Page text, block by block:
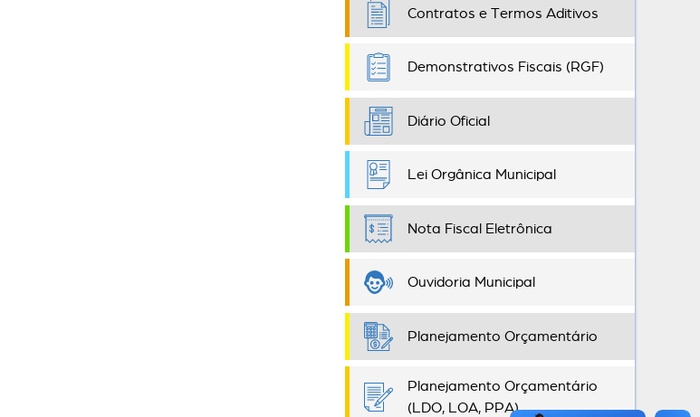
Contratos e Termos Aditivos
Demonstrativos Fiscais (RGF)
Diário Oficial
Lei Orgânica Municipal
Nota Fiscal Eletrônica
Ouvidoria Municipal
Planejamento Orçamentário
Planejamento Orçamentário
(LDO, LOA, PPA)